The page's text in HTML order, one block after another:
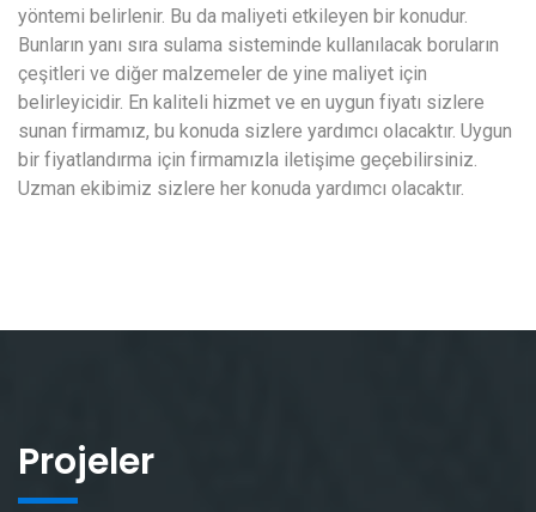
yöntemi belirlenir. Bu da maliyeti etkileyen bir konudur.
Bunların yanı sıra sulama sisteminde kullanılacak boruların
çeşitleri ve diğer malzemeler de yine maliyet için
belirleyicidir. En kaliteli hizmet ve en uygun fiyatı sizlere
sunan firmamız, bu konuda sizlere yardımcı olacaktır. Uygun
bir fiyatlandırma için firmamızla iletişime geçebilirsiniz.
Uzman ekibimiz sizlere her konuda yardımcı olacaktır.
Projeler